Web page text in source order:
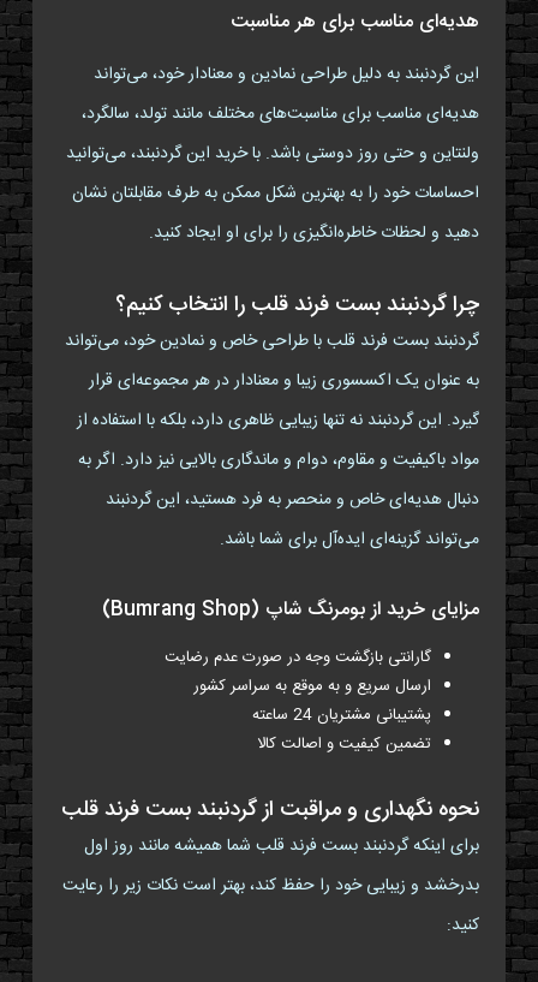
هدیه‌ای مناسب برای هر مناسبت
این گردنبند به دلیل طراحی نمادین و معنادار خود، می‌تواند
هدیه‌ای مناسب برای مناسبت‌های مختلف مانند تولد، سالگرد،
ولنتاین و حتی روز دوستی باشد. با خرید این گردنبند، می‌توانید
احساسات خود را به بهترین شکل ممکن به طرف مقابلتان نشان
دهید و لحظات خاطره‌انگیزی را برای او ایجاد کنید.
چرا گردنبند بست فرند قلب را انتخاب کنیم؟
گردنبند بست فرند قلب با طراحی خاص و نمادین خود، می‌تواند
به عنوان یک اکسسوری زیبا و معنادار در هر مجموعه‌ای قرار
گیرد. این گردنبند نه تنها زیبایی ظاهری دارد، بلکه با استفاده از
مواد باکیفیت و مقاوم، دوام و ماندگاری بالایی نیز دارد. اگر به
دنبال هدیه‌ای خاص و منحصر به فرد هستید، این گردنبند
می‌تواند گزینه‌ای ایده‌آل برای شما باشد.
مزایای خرید از بومرنگ شاپ (Bumrang Shop)
گارانتی بازگشت وجه در صورت عدم رضایت
ارسال سریع و به موقع به سراسر کشور
پشتیبانی مشتریان 24 ساعته
تضمین کیفیت و اصالت کالا
نحوه نگهداری و مراقبت از گردنبند بست فرند قلب
برای اینکه گردنبند بست فرند قلب شما همیشه مانند روز اول
بدرخشد و زیبایی خود را حفظ کند، بهتر است نکات زیر را رعایت
کنید: